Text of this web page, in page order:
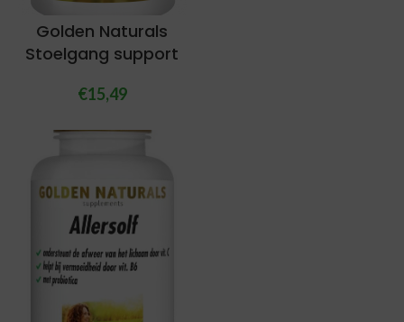
Golden Naturals
Stoelgang support
€15,49